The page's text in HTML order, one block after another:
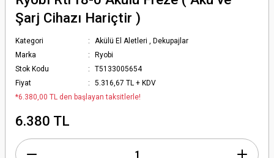
Şarj Cihazı Hariçtir )
Kategori Akülü El Aletleri , Dekupajlar
Marka
Ryobi
Stok Kodu
T5133005654
Fiyat
5.316,67 TL + KDV
*6.380,00 TL den başlayan taksitlerle!
6.380 TL